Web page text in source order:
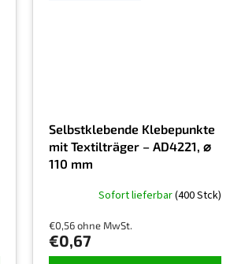
Selbstklebende Klebepunkte
mit Textilträger – AD4221, ⌀
110 mm
Sofort lieferbar(400 Stck)
€0,56 ohne MwSt.
€0,67